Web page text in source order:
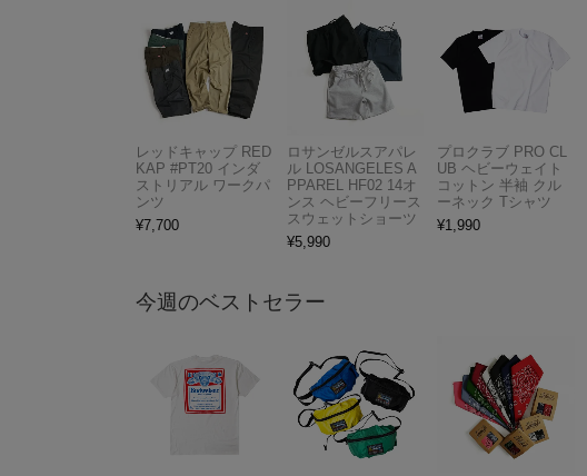
レッドキャップ RED
KAP #PT20 インダ
ストリアル ワークパ
ンツ
¥7,700
ロサンゼルスアパレ
ル LOSANGELES A
PPAREL HF02 14オ
ンス ヘビーフリース
スウェットショーツ
¥5,990
プロクラブ PRO CL
UB ヘビーウェイト
コットン 半袖 クル
ーネック Tシャツ
¥1,990
今週のベストセラー